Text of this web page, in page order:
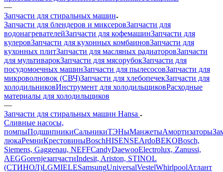
Запчасти для блендеров и миксеров
водонагревателейЗапчасти для кофемашин
кулеровЗапчасти для кухонных комбаиновЗапчасти для
кухонных плитЗапчасти для масляных радиаторовЗапчасти
для мультиварокЗапчасти для мясорубокЗапчасти для
посудомоечных машинЗапчасти для пылесосовЗапчасти для
микроволновок (СВЧ)Запчасти для хлебопечекЗапчасти для
холодильниковИнструмент для холодильщиковРасходные
материалы для холодильщиков
—
Запчасти для стиральных машин Hansa
Сливные насосы,
помпыПодшипникиСальникиТЭНыМанжеты
люкаРемниКрестовины
Siemens, Gaggenau, NEFFCandyDaewooElectrolux, Zanussi,
AEGGorenjeзапчастиIndesit, Ariston, STINOL
(СТИНОЛ)LGMIELESamsungUniversalVestelWhirlpoolАтлант
—Манжета люка для стиральных машин Hansa 8020721